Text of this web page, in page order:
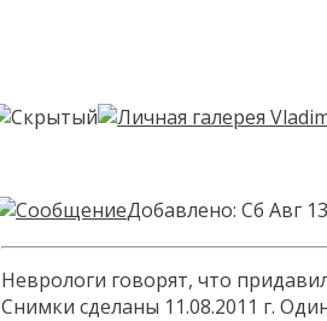
Добавлено: Сб Авг
Неврологи говорят, что
Снимки сделаны 11.08.2011 г.